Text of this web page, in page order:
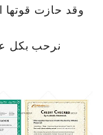
وقد حازت قوتها
نرحب بكل